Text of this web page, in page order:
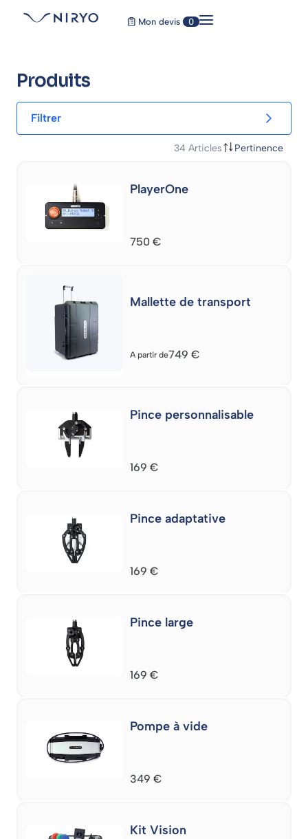
Mon devis 0
Produits
34 Articles Pertinence
Filtrer
PlayerOne
750€
Mallette de transport
A partir de749€
Pince personnalisable
169€
Pince adaptative
169€
Pince large
169€
Pompe à vide
349€
Kit Vision